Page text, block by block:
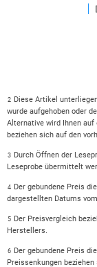
2 Diese Artikel
wurde aufgehoben oder
Alternative wird Ihnen
beziehen sich auf den
3 Durch Öffnen der
Leseprobe übermittelt
4 Der gebundene Preis
dargestellten Datums
5 Der Preisvergleich
Herstellers.
6 Der gebundene Preis
Preissenkungen